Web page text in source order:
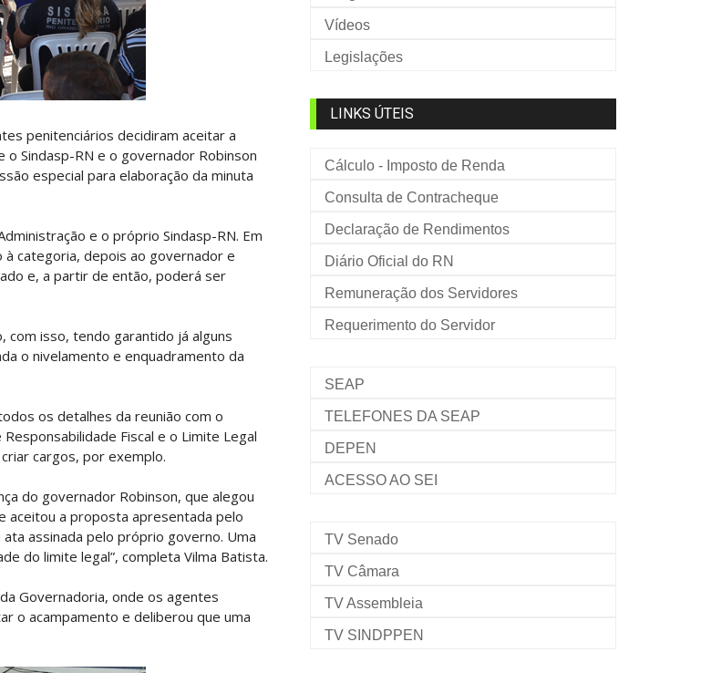
penitenciários decidiram aceitar a
Sindasp-RN e o governador Robinson
especial para elaboração da minuta
e o próprio Sindasp-RN. Em
categoria, depois ao governador e
e, a partir de então, poderá ser
com isso, tendo garantido já alguns
o nivelamento e enquadramento da
os detalhes da reunião com o
Fiscal e o Limite Legal
cargos, por exemplo.
do governador Robinson, que alegou
aceitou a proposta apresentada pelo
assinada pelo próprio governo. Uma
do limite legal”, completa Vilma Batista.
Governadoria, onde os agentes
o acampamento e deliberou que uma
Vídeos
Legislações
LINKS ÚTEIS
Cálculo - Imposto de Renda
Consulta de Contracheque
Declaração de Rendimentos
Diário Oficial do RN
Remuneração dos Servidores
Requerimento do Servidor
SEAP
TELEFONES DA SEAP
DEPEN
ACESSO AO SEI
TV Senado
TV Câmara
TV Assembleia
TV SINDPPEN